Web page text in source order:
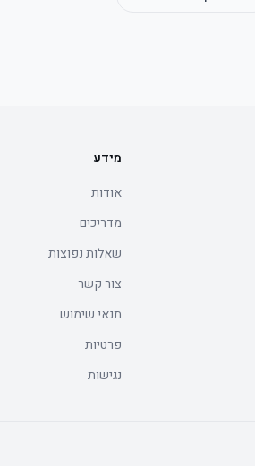
מידע
אודות
מדריכים
שאלות נפוצות
צור קשר
תנאי שימוש
פרטיות
נגישות